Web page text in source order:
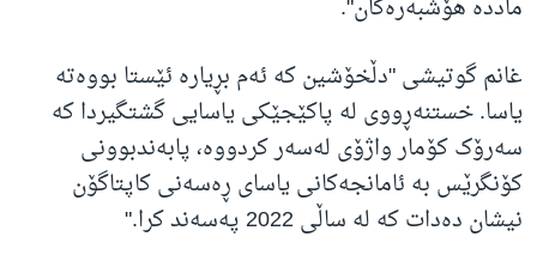
ماددە هۆشبەرەکان".
غانم گوتیشی "دڵخۆشین کە ئەم بڕیارە ئێستا بووەتە
یاسا. خستنەڕووی لە پاکێجێکی یاسایی گشتگیردا کە
سەرۆک کۆمار واژۆی لەسەر کردووە، پابەندبوونی
کۆنگرێس بە ئامانجەکانی یاسای ڕەسەنی کاپتاگۆن
نیشان دەدات کە لە ساڵی 2022 پەسەند کرا."